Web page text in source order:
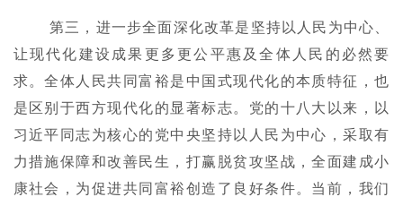
第三，进一步全面深化改革是坚持以人民为中心、
让现代化建设成果更多更公平惠及全体人民的必然要
求。全体人民共同富裕是中国式现代化的本质特征，也
是区别于西方现代化的显著标志。党的十八大以来，以
习近平同志为核心的党中央坚持以人民为中心，采取有
力措施保障和改善民生，打赢脱贫攻坚战，全面建成小
康社会，为促进共同富裕创造了良好条件。当前，我们